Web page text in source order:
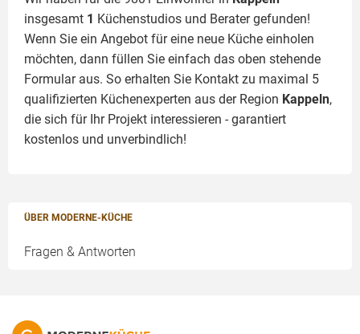
insgesamt 1 Küchenstudios und Berater gefunden!
Wenn Sie ein Angebot für eine neue Küche einholen
möchten, dann füllen Sie einfach das oben stehende
Formular aus. So erhalten Sie Kontakt zu maximal 5
qualifizierten Küchenexperten aus der Region Kappeln,
die sich für Ihr Projekt interessieren - garantiert
kostenlos und unverbindlich!
ÜBER MODERNE-KÜCHE
Fragen & Antworten